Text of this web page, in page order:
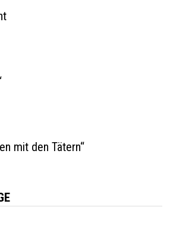
mit den Tätern“